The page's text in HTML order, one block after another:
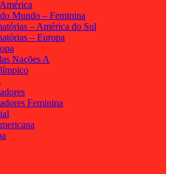
Mundo – Feminina
– América do Sul
– Europa
Nações A
Feminina